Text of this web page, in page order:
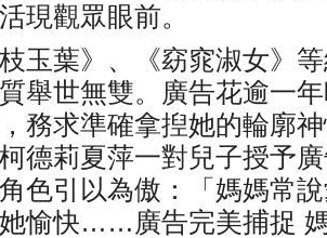
現觀眾眼前。
玉葉》、《窈窕淑女》
舉世無雙。廣告花逾一
務求準確拿揑她的輪廓
德莉夏萍一對兒子授予
色引以為傲：「媽媽常
愉快……廣告完美捕捉